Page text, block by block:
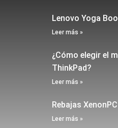
Lenovo Yoga
Leer más »
¿Cómo elegir el
ThinkPad?
Leer más »
Rebajas
Leer más »